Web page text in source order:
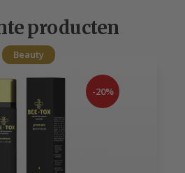
producten
Beauty
-20%